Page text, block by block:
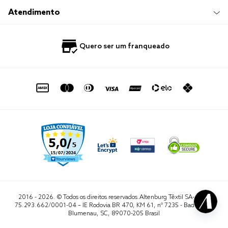
Trabalhe Conosco
Compre e Retire em Loja
Política de Privacidade
Hotelaria
Atendimento
0800 729 1588
sac@altenburg.com.br
Quero ser um franqueado
2016 - 2026. © Todos os direitos reservados.Altenburg Têxtil SA- CNPJ
75.293.662/0001-04 – IE Rodovia BR 470, KM 61, nº 7235 - Badenfurt,
Blumenau, SC, 89070-205 Brasil